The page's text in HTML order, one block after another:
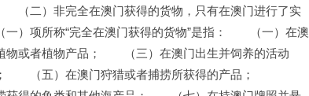
（二）非完全在澳门获得的货物，只有在澳门进行了实
）项所称“完全在澳门获得的货物”是指：　　（一）在澳
或者植物产品；　　（三）在澳门出生并饲养的活动
　　（五）在澳门狩猎或者捕捞所获得的产品；